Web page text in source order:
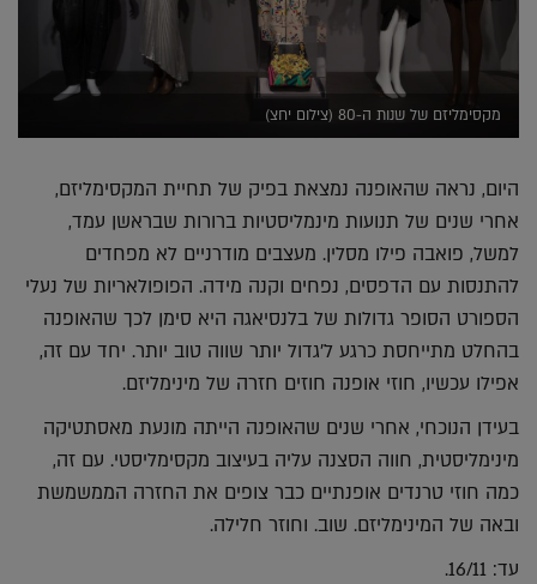
מקסימליזם של שנות ה-80 (צילום יחצ)
היום, נראה שהאופנה נמצאת בפיק של תחיית המקסימליזם,
אחרי שנים של תנועות מינמליסטיות ברורות שבראשן עמד,
למשל, פואבה פילו מסלין. מעצבים מודרניים לא מפחדים
להתנסות עם הדפסים, נפחים וקנה מידה. הפופולאריות של נעלי
הספורט הסופר גדולות של בלנסיאגה היא סימן לכך שהאופנה
בהחלט מתייחסת כרגע ל'גדול יותר שווה טוב יותר. יחד עם זה,
אפילו עכשיו, חוזי אופנה חוזים חזרה של מינימליזם.
בעידן הנוכחי, אחרי שנים שהאופנה הייתה מונעת מאסתטיקה
מינימליסטית, חווה הסצנה עליה בעיצוב מקסימליסטי. עם זה,
כמה חוזי טרנדים אופנתיים כבר צופים את החזרה הממשמשת
ובאה של המינימליזם. שוב. וחוזר חלילה.
עד: 16/11.